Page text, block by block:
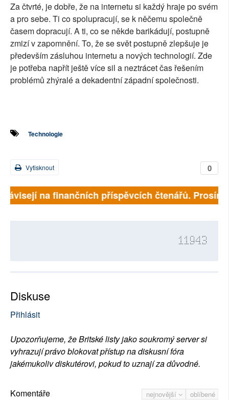
Za čtvrté, je dobře, že na internetu si každý hraje po svém
a pro sebe. Ti co spolupracují, se k něčemu společně
časem dopracují. A ti, co se někde barikádují, postupně
zmizí v zapomnění. To, že se svět postupně zlepšuje je
především zásluhou internetu a nových technologií. Zde
je potřeba napřít ještě více sil a neztrácet čas řešením
problémů zhýralé a dekadentní západní společnosti.
Technologie
0
Vytisknout
na finančních příspěvcích čtenářů.
11943
Diskuse
Přihlásit
Upozorňujeme, že Britské listy jako soukromý server si
vyhrazují právo blokovat přístup na diskusní fóra
jakémukoliv diskutérovi, pokud to uznají za důvodné.
nejnovější oblíbené
Komentáře